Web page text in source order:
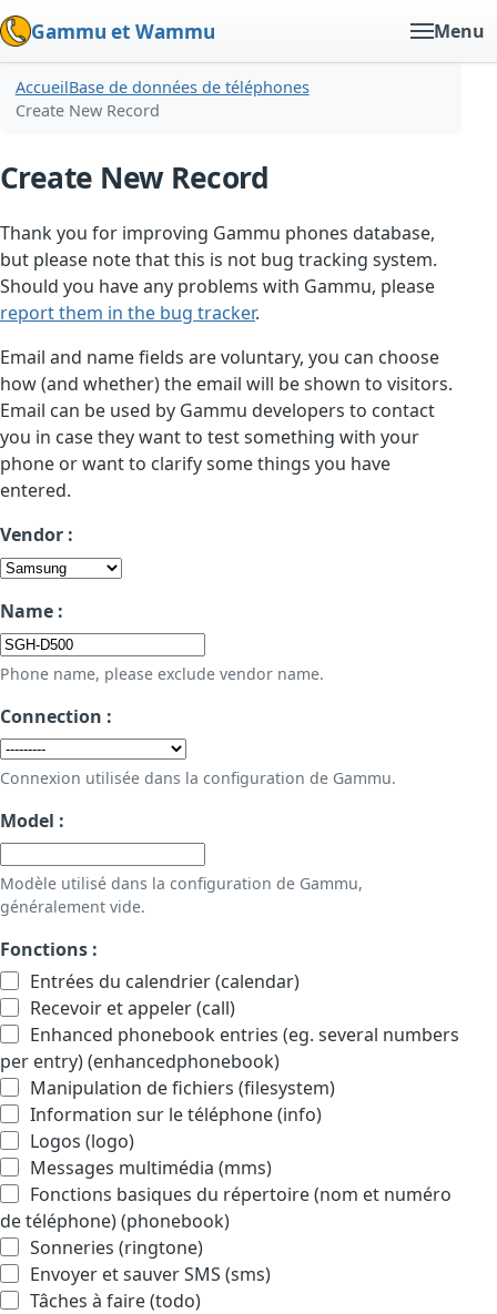
Gammu et Wammu Menu
AccueilBase de données de téléphones
Create New Record
Create New Record
Thank you for improving Gammu phones database,
but please note that this is not bug tracking system.
Should you have any problems with Gammu, please
report them in the bug tracker.
Email and name fields are voluntary, you can choose
how (and whether) the email will be shown to visitors.
Email can be used by Gammu developers to contact
you in case they want to test something with your
phone or want to clarify some things you have
entered.
Vendor :
Name :
Phone name, please exclude vendor name.
Connection :
Connexion utilisée dans la configuration de Gammu.
Model :
Modèle utilisé dans la configuration de Gammu,
généralement vide.
Fonctions :
Entrées du calendrier (calendar)
Recevoir et appeler (call)
Enhanced phonebook entries (eg. several numbers
per entry) (enhancedphonebook)
Manipulation de fichiers (filesystem)
Information sur le téléphone (info)
Logos (logo)
Messages multimédia (mms)
Fonctions basiques du répertoire (nom et numéro
de téléphone) (phonebook)
Sonneries (ringtone)
Envoyer et sauver SMS (sms)
Tâches à faire (todo)